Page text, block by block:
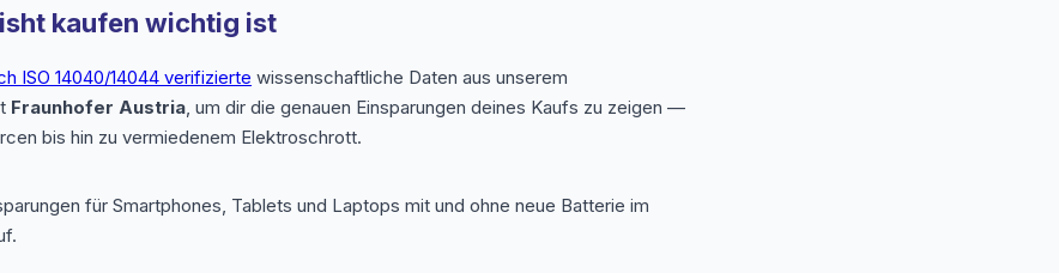
kaufen wichtig ist
ISO 14040/14044 verifizierte wissenschaftliche Daten aus unserem
Fraunhofer Austria, um dir die genauen Einsparungen deines Kaufs zu zeigen —
bis hin zu vermiedenem Elektroschrott.
für Smartphones, Tablets und Laptops mit und ohne neue Batterie im